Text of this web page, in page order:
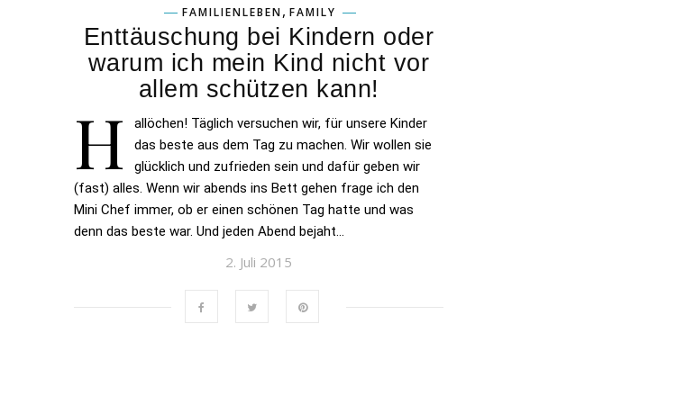
FAMILIENLEBEN, FAMILY
Enttäuschung bei Kindern oder
warum ich mein Kind nicht vor
allem schützen kann!
H
allöchen! Täglich versuchen wir, für unsere Kinder
das beste aus dem Tag zu machen. Wir wollen sie
glücklich und zufrieden sein und dafür geben wir
(fast) alles. Wenn wir abends ins Bett gehen frage ich den
Mini Chef immer, ob er einen schönen Tag hatte und was
denn das beste war. Und jeden Abend bejaht…
2. Juli 2015